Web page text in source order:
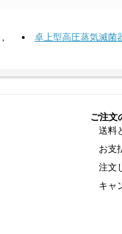
,
卓上型高圧蒸気滅菌
ご注文
送料
お支
注文
キャ